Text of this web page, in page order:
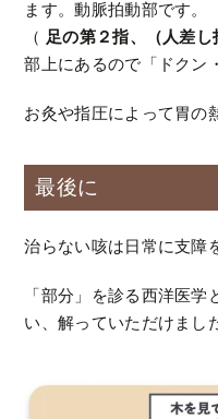
ます。動脈拍動部です。
（ 足の第２指、（人差
部上にあるので「ドクン
お灸や指圧によって胃の
最後に
治らない咳は日常に支障
「部分」を診る西洋医
い、解っていただけまし